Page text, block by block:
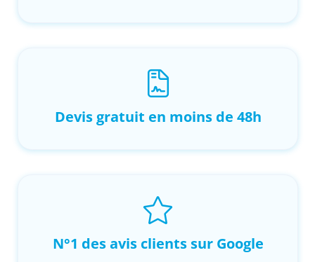
Devis gratuit en moins de 48h
N°1 des avis clients sur Google